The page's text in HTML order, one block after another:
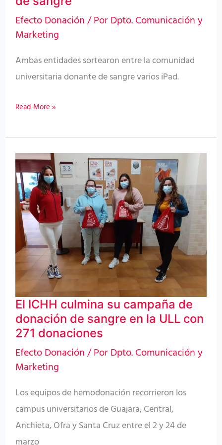
Efecto Donación/ PorDpto. Comunicación y
Marketing
Ambas entidades sortearon entre la comunidad
universitaria donante de sangre varios iPad.
universidades
canarias
de
sangre
Read More »
El ICHH culmina su campaña de
donación de sangre en la ULL con
271 donaciones
Efecto Donación/ PorDpto. Comunicación y
Marketing
Los equipos de hemodonación recorrieron los
campus universitarios de Guajara, Central,
Anchieta, Ofra y Santa Cruz entre el 2 y 24 de
El
ICHH
culmina
su
campaña
donación
de
sangre
en
la
ULL
con
271
donaciones